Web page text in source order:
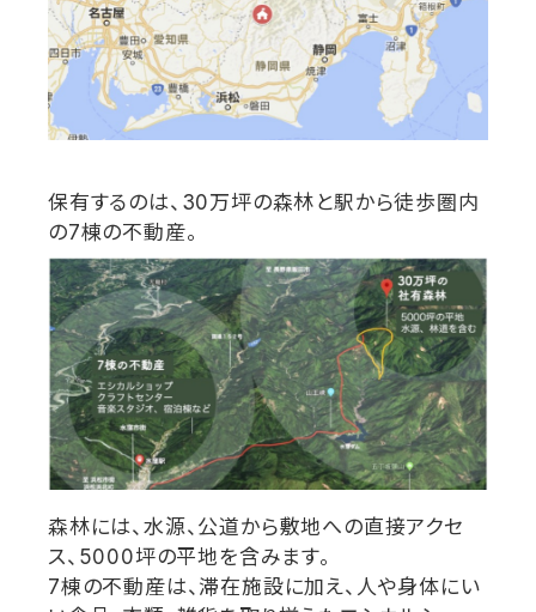
保有するのは、 30万坪の森林と駅から徒歩圏内
の7棟の不動産。
森林には、水源、公道から敷地への直接アクセ
ス、 5000坪の平地を含みます。
7棟の不動産は、滞在施設に加え、人や身体にい